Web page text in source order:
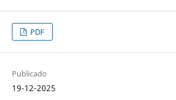
PDF
Publicado
19-12-2025